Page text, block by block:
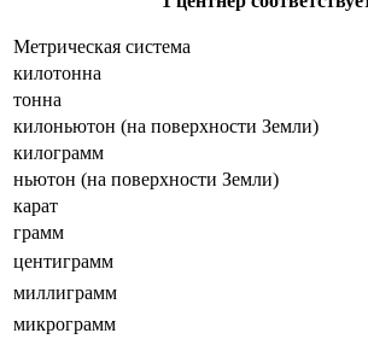
Метрическая система
килотонна
тонна
килоньютон (на поверхности Земли)
килограмм
ньютон (на поверхности Земли)
карат
грамм
центиграмм
миллиграмм
микрограмм